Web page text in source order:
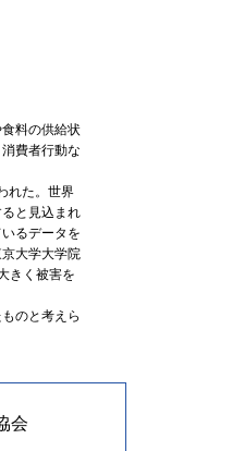
料の供給状
費者行動な
れた。世界
と見込まれ
るデータを
大学大学院
きく被害を
のと考えら
会